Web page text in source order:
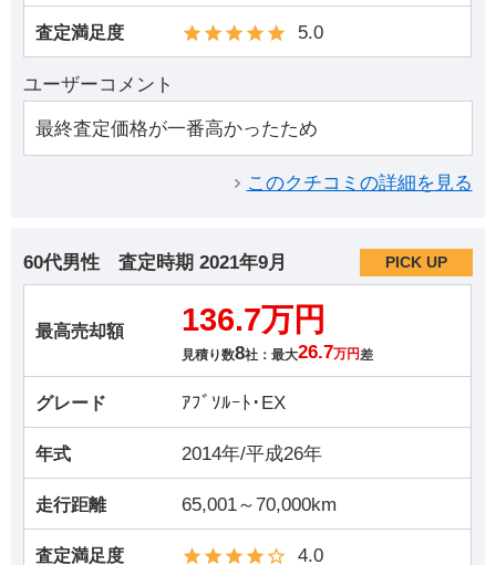
査定満足度 5.0
ユーザーコメント
最終査定価格が一番高かったため
このクチコミの詳細を見る
60代男性 査定時期 2021年9月 PICK UP
最高売却額 136.7万円
見積り数8社：最大26.7万円 差
グレード ｱﾌﾞｿﾙｰﾄ･EX
年式 2014年/平成26年
走行距離 65,001～70,000km
査定満足度 4.0